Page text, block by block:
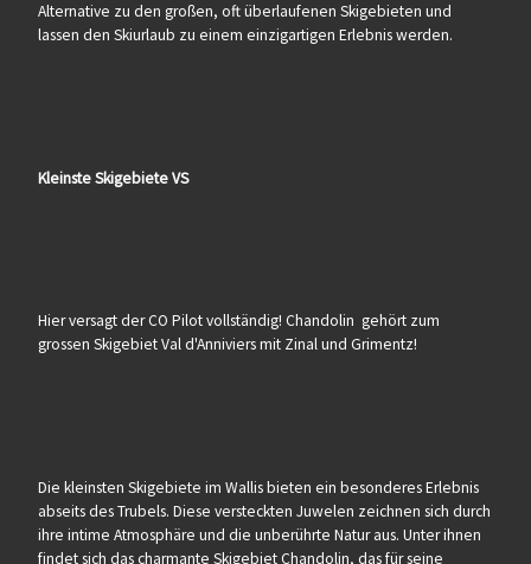
Alternative zu den großen, oft überlaufenen Skigebieten und
lassen den Skiurlaub zu einem einzigartigen Erlebnis werden.
Kleinste Skigebiete VS
Hier versagt der CO Pilot vollständig! Chandolin gehört zum
grossen Skigebiet Val d'Anniviers mit Zinal und Grimentz!
Die kleinsten Skigebiete im Wallis bieten ein besonderes Erlebnis
abseits des Trubels. Diese versteckten Juwelen zeichnen sich durch
ihre intime Atmosphäre und die unberührte Natur aus. Unter ihnen
findet sich das charmante Skigebiet Chandolin, das für seine